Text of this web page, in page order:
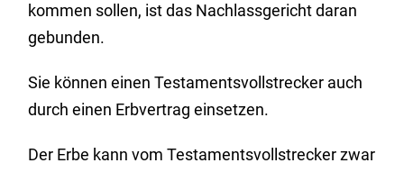
kommen sollen, ist das Nachlassgericht daran
gebunden.
Sie können einen Testamentsvollstrecker auch
durch einen Erbvertrag einsetzen.
Der Erbe kann vom Testamentsvollstrecker zwar